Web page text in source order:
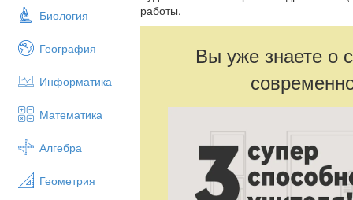
Биология
География
Информатика
Математика
Алгебра
Геометрия
работы.
Вы уже знаете о